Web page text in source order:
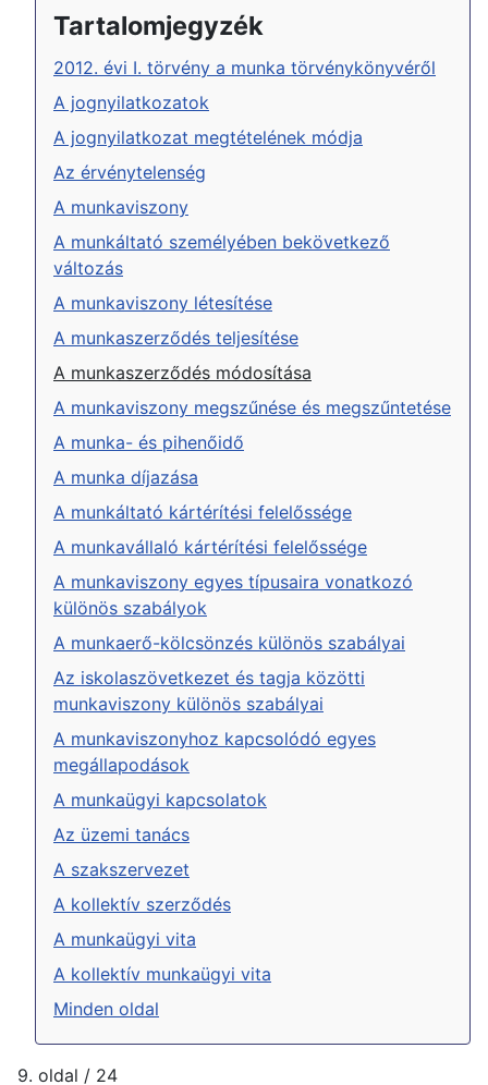
Tartalomjegyzék
2012. évi I. törvény a munka törvénykönyvéről
A jognyilatkozatok
A jognyilatkozat megtételének módja
Az érvénytelenség
A munkaviszony
A munkáltató személyében bekövetkező
változás
A munkaviszony létesítése
A munkaszerződés teljesítése
A munkaszerződés módosítása
A munkaviszony megszűnése és megszűntetése
A munka- és pihenőidő
A munka díjazása
A munkáltató kártérítési felelőssége
A munkavállaló kártérítési felelőssége
A munkaviszony egyes típusaira vonatkozó
különös szabályok
A munkaerő-kölcsönzés különös szabályai
Az iskolaszövetkezet és tagja közötti
munkaviszony különös szabályai
A munkaviszonyhoz kapcsolódó egyes
megállapodások
A munkaügyi kapcsolatok
Az üzemi tanács
A szakszervezet
A kollektív szerződés
A munkaügyi vita
A kollektív munkaügyi vita
Minden oldal
9. oldal / 24